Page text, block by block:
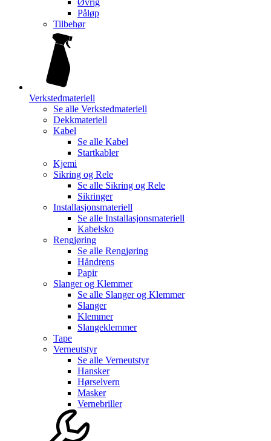
Påløp
Tilbehør
Verkstedmateriell
Se alle Verkstedmateriell
Dekkmateriell
Kabel
Se alle Kabel
Startkabler
Kjemi
Sikring og Rele
Se alle Sikring og Rele
Sikringer
Installasjonsmateriell
Se alle Installasjonsmateriell
Kabelsko
Rengjøring
Se alle Rengjøring
Håndrens
Papir
Slanger og Klemmer
Se alle Slanger og Klemmer
Slanger
Klemmer
Slangeklemmer
Tape
Verneutstyr
Se alle Verneutstyr
Hansker
Hørselvern
Masker
Vernebriller